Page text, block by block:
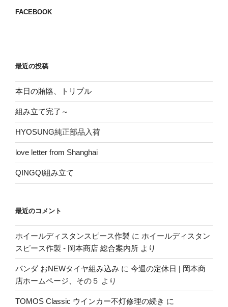
れ
闘
う”
の
FACEBOOK
最近の投稿
本日の賄賂、トリプル
組み立て完了～
HYOSUNG純正部品入荷
love letter from Shanghai
QINGQI組み立て
最近のコメント
ホイールディスタンスピース作製 に ホイールディスタン
スピース作製 - 岡本商店 総合案内所 より
パンダ おNEWタイヤ組み込み に 今週の定休日 | 岡本商
店ホームページ、その５ より
TOMOS Classic ウインカー不灯修理の続き に